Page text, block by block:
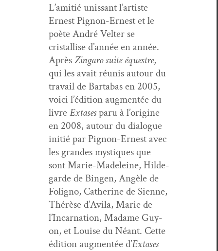
L’ami­tié unis­sant l’artiste
Ernest Pignon-Ernest et le
poète André Vel­ter se
cristallise d’an­née en année.
AprèsZin­garo suite équestre,
qui les avait réu­nis autour du
tra­vail de Bartabas en 2005,
voici l’édi­tion aug­men­tée du
livreExtasesparu à l’o­rig­ine
en 2008, autour du dia­logue
ini­tié par Pignon-Ernest avec
les grandes mys­tiques que
sont Marie-Madeleine, Hilde­
garde de Bin­gen, Angèle de
Folig­no, Cather­ine de Sienne,
Thérèse d’Av­i­la, Marie de
l’In­car­na­tion, Madame Guy­
on, et Louise du Néant. Cette
édi­tion aug­men­tée d’Extases